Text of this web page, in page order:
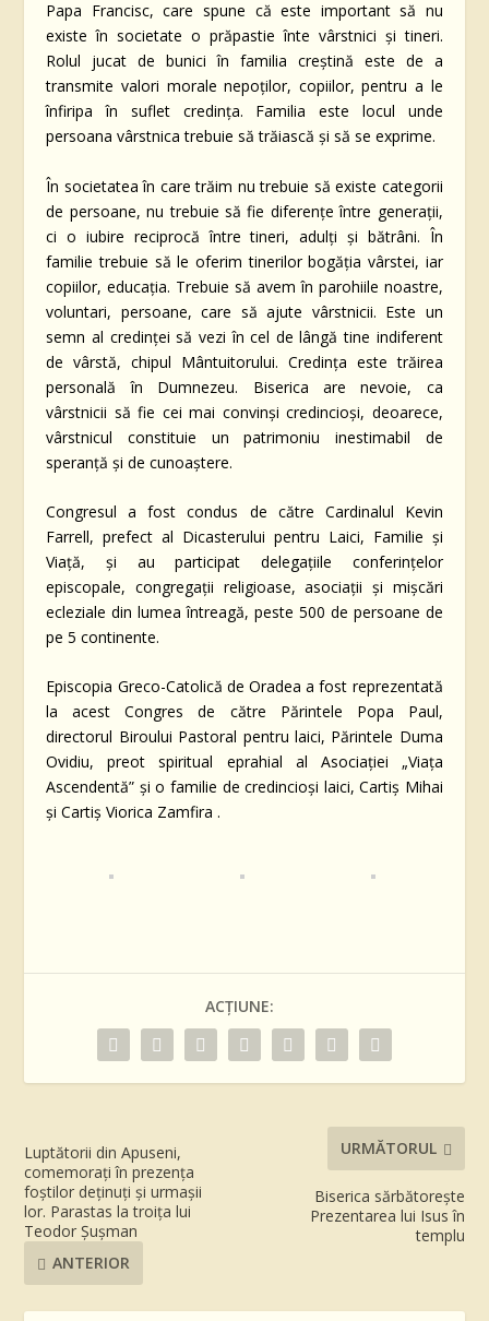
Papa Francisc, care spune că este important să nu
existe în societate o prăpastie înte vârstnici și tineri.
Rolul jucat de bunici în familia creștină este de a
transmite valori morale nepoților, copiilor, pentru a le
înfiripa în suflet credința. Familia este locul unde
persoana vârstnica trebuie să trăiască și să se exprime.
În societatea în care trăim nu trebuie să existe categorii
de persoane, nu trebuie să fie diferențe între generații,
ci o iubire reciprocă între tineri, adulți și bătrâni. În
familie trebuie să le oferim tinerilor bogăția vârstei, iar
copiilor, educația. Trebuie să avem în parohiile noastre,
voluntari, persoane, care să ajute vârstnicii. Este un
semn al credinței să vezi în cel de lângă tine indiferent
de vârstă, chipul Mântuitorului. Credința este trăirea
personală în Dumnezeu. Biserica are nevoie, ca
vârstnicii să fie cei mai convinși credincioși, deoarece,
vârstnicul constituie un patrimoniu inestimabil de
speranță și de cunoaștere.
Congresul a fost condus de către Cardinalul Kevin
Farrell, prefect al Dicasterului pentru Laici, Familie și
Viață, și au participat delegațiile conferințelor
episcopale, congregații religioase, asociații și mișcări
ecleziale din lumea întreagă, peste 500 de persoane de
pe 5 continente.
Episcopia Greco-Catolică de Oradea a fost reprezentată
la acest Congres de către Părintele Popa Paul,
directorul Biroului Pastoral pentru laici, Părintele Duma
Ovidiu, preot spiritual eprahial al Asociației „Viața
Ascendentă” și o familie de credincioși laici, Cartiș Mihai
și Cartiș Viorica Zamfira .
ACȚIUNE:
Luptătorii din Apuseni,
comemorați în prezența
foștilor deținuți și urmașii
lor. Parastas la troița lui
Teodor Șușman
ANTERIOR
URMĂTORUL
Biserica sărbătorește
Prezentarea lui Isus în
templu